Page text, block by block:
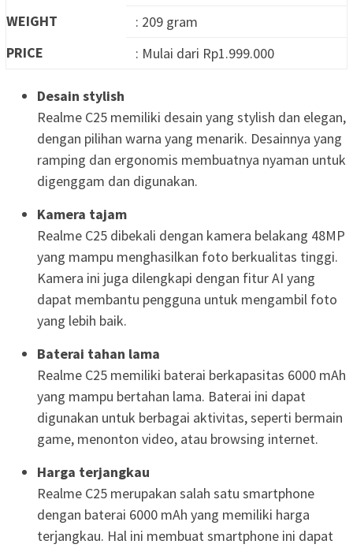
WEIGHT
: 209 gram
PRICE
: Mulai dari Rp1.999.000
Desain stylish
Realme C25 memiliki desain yang stylish dan elegan,
dengan pilihan warna yang menarik. Desainnya yang
ramping dan ergonomis membuatnya nyaman untuk
digenggam dan digunakan.
Kamera tajam
Realme C25 dibekali dengan kamera belakang 48MP
yang mampu menghasilkan foto berkualitas tinggi.
Kamera ini juga dilengkapi dengan fitur AI yang
dapat membantu pengguna untuk mengambil foto
yang lebih baik.
Baterai tahan lama
Realme C25 memiliki baterai berkapasitas 6000 mAh
yang mampu bertahan lama. Baterai ini dapat
digunakan untuk berbagai aktivitas, seperti bermain
game, menonton video, atau browsing internet.
Harga terjangkau
Realme C25 merupakan salah satu smartphone
dengan baterai 6000 mAh yang memiliki harga
terjangkau. Hal ini membuat smartphone ini dapat